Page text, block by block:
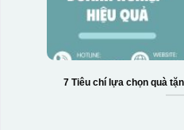
Thợ đang căn chỉnh
7 Tiêu chí lựa chọn quà